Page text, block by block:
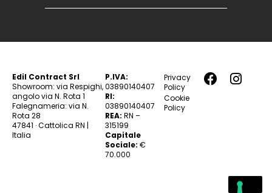
Edil Contract Srl
Showroom: via Respighi,
angolo via N. Rota 1
Falegnameria: via N.
Rota 28
47841 · Cattolica RN |
Italia
P.IVA:
03890140407
RI:
03890140407
REA: RN –
315199
Capitale
Sociale: €
70.000
Privacy
Policy
Cookie
Policy